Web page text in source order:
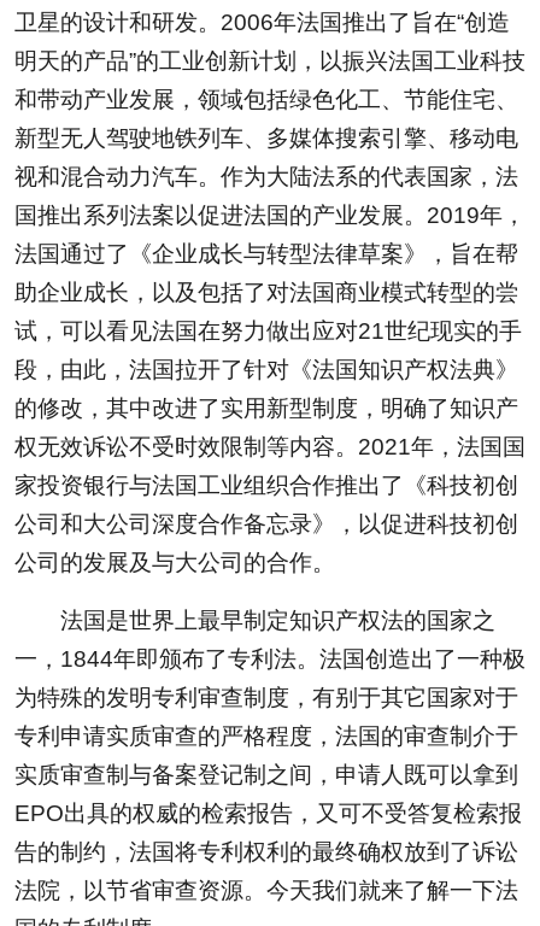
卫星的设计和研发。2006年法国推出了旨在“创造
明天的产品”的工业创新计划，以振兴法国工业科技
和带动产业发展，领域包括绿色化工、节能住宅、
新型无人驾驶地铁列车、多媒体搜索引擎、移动电
视和混合动力汽车。作为大陆法系的代表国家，法
国推出系列法案以促进法国的产业发展。2019年，
法国通过了《企业成长与转型法律草案》，旨在帮
助企业成长，以及包括了对法国商业模式转型的尝
试，可以看见法国在努力做出应对21世纪现实的手
段，由此，法国拉开了针对《法国知识产权法典》
的修改，其中改进了实用新型制度，明确了知识产
权无效诉讼不受时效限制等内容。2021年，法国国
家投资银行与法国工业组织合作推出了《科技初创
公司和大公司深度合作备忘录》，以促进科技初创
公司的发展及与大公司的合作。
法国是世界上最早制定知识产权法的国家之
一，1844年即颁布了专利法。法国创造出了一种极
为特殊的发明专利审查制度，有别于其它国家对于
专利申请实质审查的严格程度，法国的审查制介于
实质审查制与备案登记制之间，申请人既可以拿到
EPO出具的权威的检索报告，又可不受答复检索报
告的制约，法国将专利权利的最终确权放到了诉讼
法院，以节省审查资源。今天我们就来了解一下法